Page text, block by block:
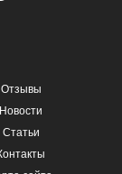
Отзывы
Новости
Статьи